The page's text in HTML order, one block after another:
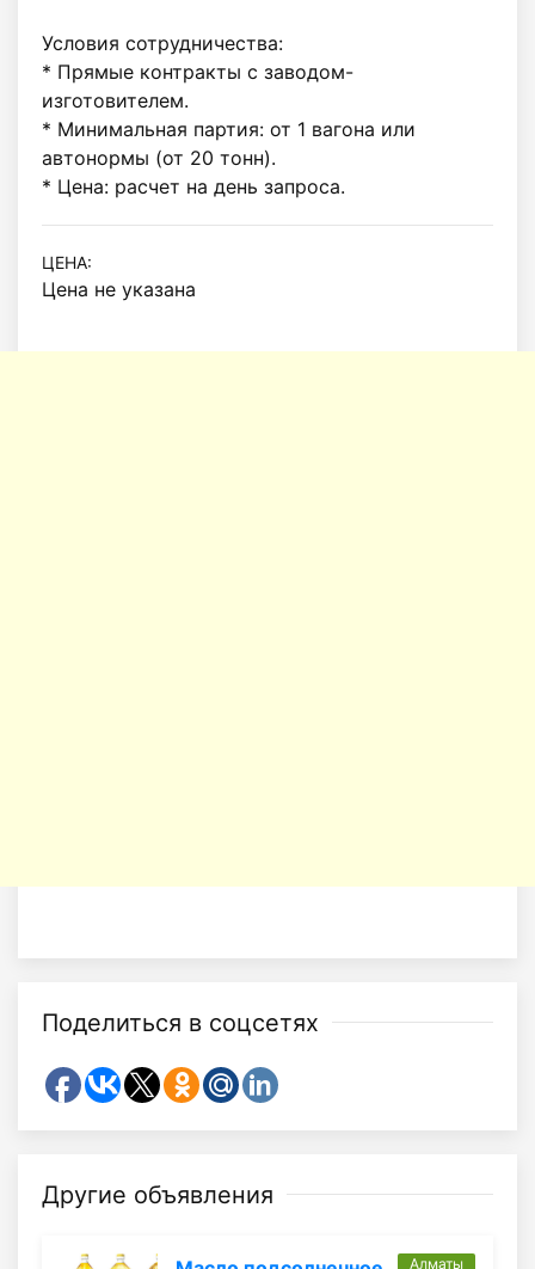
Условия сотрудничества:
* Прямые контракты с заводом-
изготовителем.
* Минимальная партия: от 1 вагона или
автонормы (от 20 тонн).
* Цена: расчет на день запроса.
ЦЕНА:
Цена не указана
Поделиться в соцсетях
Другие объявления
Алматы